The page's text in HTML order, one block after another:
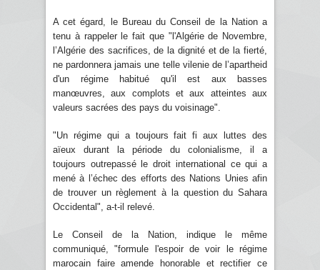
A cet égard, le Bureau du Conseil de la Nation a
tenu à rappeler le fait que "l'Algérie de Novembre,
l’Algérie des sacrifices, de la dignité et de la fierté,
ne pardonnera jamais une telle vilenie de l’apartheid
d'un régime habitué qu'il est aux basses
manœuvres, aux complots et aux atteintes aux
valeurs sacrées des pays du voisinage".
"Un régime qui a toujours fait fi aux luttes des
aïeux durant la période du colonialisme, il a
toujours outrepassé le droit international ce qui a
mené à l’échec des efforts des Nations Unies afin
de trouver un règlement à la question du Sahara
Occidental", a-t-il relevé.
Le Conseil de la Nation, indique le même
communiqué, "formule l'espoir de voir le régime
marocain faire amende honorable et rectifier ce